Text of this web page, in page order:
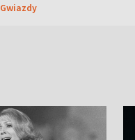
Gwiazdy